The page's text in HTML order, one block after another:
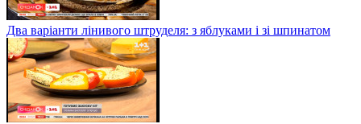
Два варіанти лінивого штруделя: з яблуками і зі шпинатом